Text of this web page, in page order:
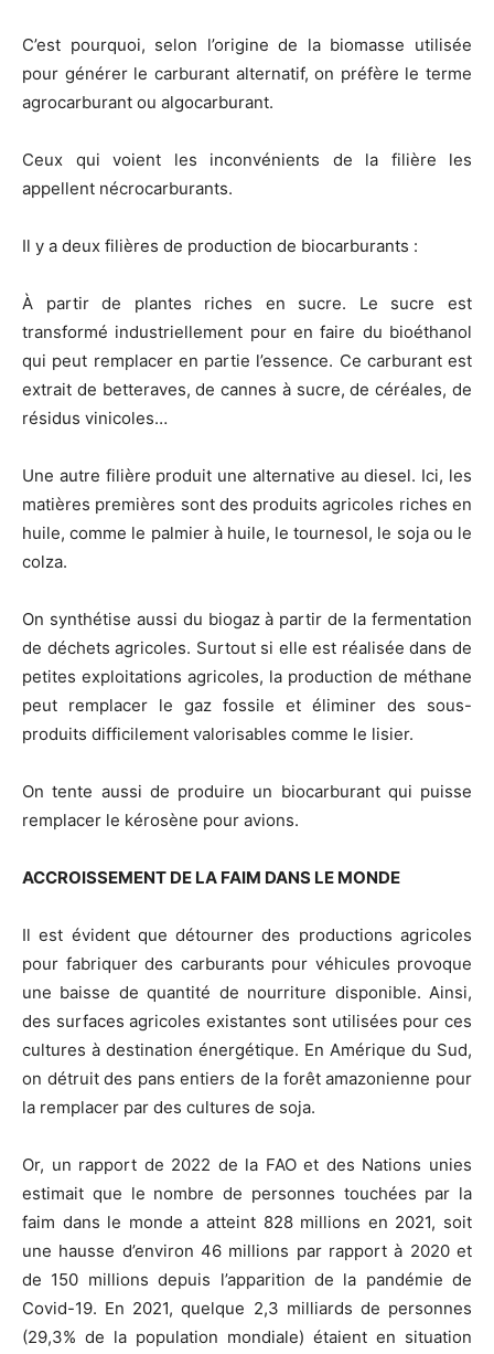
C’est pourquoi, selon l’origine de la biomasse utilisée
pour générer le carburant alternatif, on préfère le terme
agrocarburant ou algocarburant.
Ceux qui voient les inconvénients de la filière les
appellent nécrocarburants.
Il y a deux filières de production de biocarburants :
À partir de plantes riches en sucre. Le sucre est
transformé industriellement pour en faire du bioéthanol
qui peut remplacer en partie l’essence. Ce carburant est
extrait de betteraves, de cannes à sucre, de céréales, de
résidus vinicoles…
Une autre filière produit une alternative au diesel. Ici, les
matières premières sont des produits agricoles riches en
huile, comme le palmier à huile, le tournesol, le soja ou le
colza.
On synthétise aussi du biogaz à partir de la fermentation
de déchets agricoles. Surtout si elle est réalisée dans de
petites exploitations agricoles, la production de méthane
peut remplacer le gaz fossile et éliminer des sous-
produits difficilement valorisables comme le lisier.
On tente aussi de produire un biocarburant qui puisse
remplacer le kérosène pour avions.
ACCROISSEMENT DE LA FAIM DANS LE MONDE
Il est évident que détourner des productions agricoles
pour fabriquer des carburants pour véhicules provoque
une baisse de quantité de nourriture disponible. Ainsi,
des surfaces agricoles existantes sont utilisées pour ces
cultures à destination énergétique. En Amérique du Sud,
on détruit des pans entiers de la forêt amazonienne pour
la remplacer par des cultures de soja.
Or, un rapport de 2022 de la FAO et des Nations unies
estimait que le nombre de personnes touchées par la
faim dans le monde a atteint 828 millions en 2021, soit
une hausse d’environ 46 millions par rapport à 2020 et
de 150 millions depuis l’apparition de la pandémie de
Covid-19. En 2021, quelque 2,3 milliards de personnes
(29,3% de la population mondiale) étaient en situation